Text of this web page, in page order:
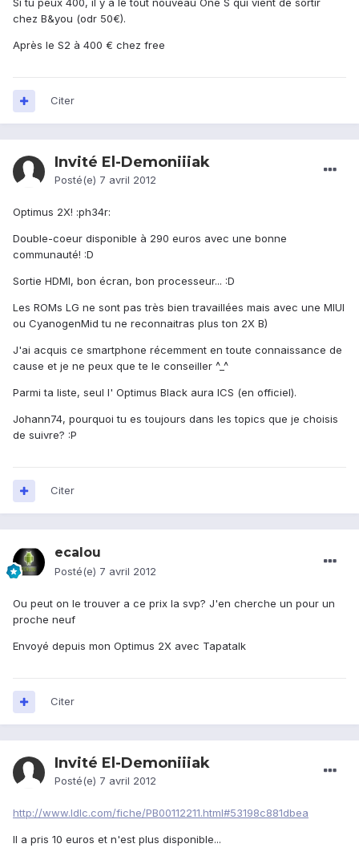
Si tu peux 400, il y a le tout nouveau One S qui vient de sortir
chez B&you (odr 50€).
Après le S2 à 400 € chez free
Citer
Invité El-Demoniiiak
Posté(e) 7 avril 2012
Optimus 2X! :ph34r:
Double-coeur disponible à 290 euros avec une bonne
communauté! :D
Sortie HDMI, bon écran, bon processeur... :D
Les ROMs LG ne sont pas très bien travaillées mais avec une MIUI
ou CyanogenMid tu ne reconnaitras plus ton 2X B)
J'ai acquis ce smartphone récemment en toute connaissance de
cause et je ne peux que te le conseiller ^_^
Parmi ta liste, seul l' Optimus Black aura ICS (en officiel).
Johann74, pourquoi tu es toujours dans les topics que je choisis
de suivre? :P
Citer
ecalou
Posté(e) 7 avril 2012
Ou peut on le trouver a ce prix la svp? J'en cherche un pour un
proche neuf
Envoyé depuis mon Optimus 2X avec Tapatalk
Citer
Invité El-Demoniiiak
Posté(e) 7 avril 2012
http://www.ldlc.com/fiche/PB00112211.html#53198c881dbea
Il a pris 10 euros et n'est plus disponible...